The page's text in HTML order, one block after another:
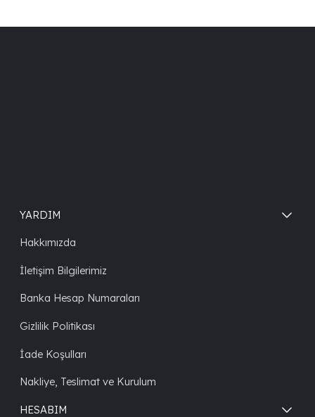
YARDIM
Hakkımızda
İletişim Bilgilerimiz
Banka Hesap Numaraları
Gizlilik Politikası
İade Koşulları
Nakliye, Teslimat ve Kurulum
HESABIM